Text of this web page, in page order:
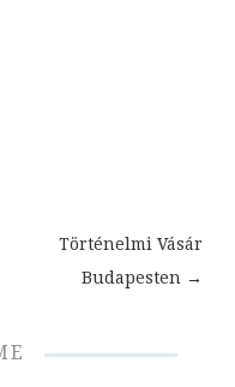
Történelmi Vásár
Budapesten →